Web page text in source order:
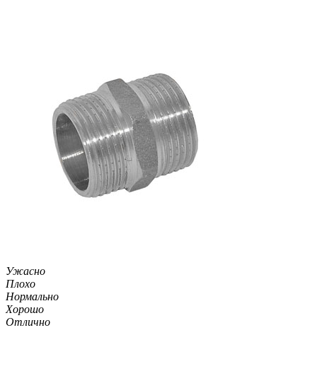
Ужасно
Плохо
Нормально
Хорошо
Отлично